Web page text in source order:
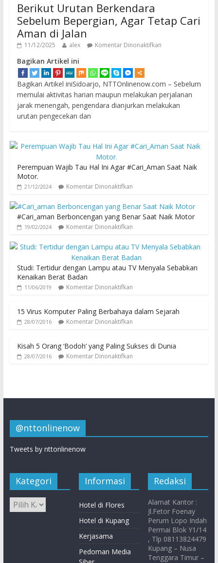
Berikut Urutan Berkendara
Sebelum Bepergian, Agar Tetap Cari
Aman di Jalan
11/12/2025 alex Komentar Dinonaktifkan
Bagikan Artikel ini
Bagikan Artikel iniSidoarjo, NTTOnlinenow.com – Sebelum
memulai aktivitas harian maupun melakukan perjalanan
jarak menengah, pengendara dianjurkan melakukan
urutan pengecekan dan
Perempuan Wajib Tau Hal Ini Agar #Cari_Aman Saat Naik
Motor.
21/12/2024 Komentar Dinonaktifkan
#Cari_aman Berboncengan yang Benar Saat Naik Motor
19/02/2024 Komentar Dinonaktifkan
Studi: Tertidur dengan Lampu atau TV Menyala Sebabkan
Kenaikan Berat Badan
11/06/2019 Komentar Dinonaktifkan
15 Virus Komputer Paling Berbahaya dalam Sejarah
28/07/2016 Komentar Dinonaktifkan
Kisah 5 Orang ‘Bodoh’ yang Paling Sukses di Dunia
28/07/2016 Komentar Dinonaktifkan
@nttonlinenow
Tweets by nttonlinenow
Kategori Informasi
Hotel di Flores
Hotel di Kupang
Kerjasama
Pedoman Media
Redaksi
Alamat Kantor :
Jl.Fetor Foenay
Perum Lopo Indah
Permai Blok Y1/14
, Tlp 08113824479
Kupang – Nusa
Tenggara Timur –